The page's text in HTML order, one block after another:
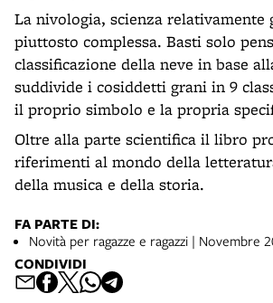
La nivologia, scienza relativamente
piuttosto complessa. Basti solo
classificazione della neve in base
suddivide i cosiddetti grani in 9
il proprio simbolo e la propria
Oltre alla parte scientifica il libro
riferimenti al mondo della
della musica e della storia.
FA PARTE DI:
Novità per ragazze e ragazzi | Novembre
CONDIVIDI